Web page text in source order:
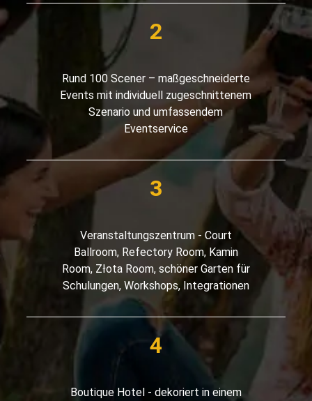
Rund 100 Scener – maßgeschneiderte
Events mit individuell zugeschnittenem
Szenario und umfassendem
Eventservice
Veranstaltungszentrum - Court
Ballroom, Refectory Room, Kamin
Room, Złota Room, schöner Garten für
Schulungen, Workshops, Integrationen
Boutique Hotel - dekoriert in einem